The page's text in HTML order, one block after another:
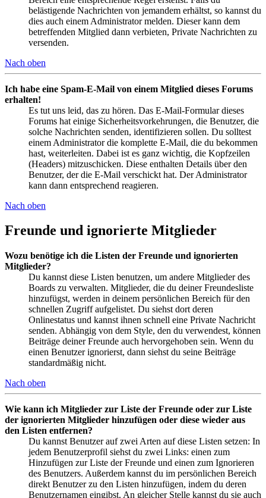
belästigende Nachrichten von jemandem erhältst, so kannst du
dies auch einem Administrator melden. Dieser kann dem
betreffenden Mitglied dann verbieten, Private Nachrichten zu
versenden.
Nach oben
Ich habe eine Spam-E-Mail von einem Mitglied dieses Forums
erhalten!
Es tut uns leid, das zu hören. Das E-Mail-Formular dieses
Forums hat einige Sicherheitsvorkehrungen, die Benutzer, die
solche Nachrichten senden, identifizieren sollen. Du solltest
einem Administrator die komplette E-Mail, die du bekommen
hast, weiterleiten. Dabei ist es ganz wichtig, die Kopfzeilen
(Headers) mitzuschicken. Diese enthalten Details über den
Benutzer, der die E-Mail verschickt hat. Der Administrator
kann dann entsprechend reagieren.
Nach oben
Freunde und ignorierte Mitglieder
Wozu benötige ich die Listen der Freunde und ignorierten
Mitglieder?
Du kannst diese Listen benutzen, um andere Mitglieder des
Boards zu verwalten. Mitglieder, die du deiner Freundesliste
hinzufügst, werden in deinem persönlichen Bereich für den
schnellen Zugriff aufgelistet. Du siehst dort deren
Onlinestatus und kannst ihnen schnell eine Private Nachricht
senden. Abhängig von dem Style, den du verwendest, können
Beiträge deiner Freunde auch hervorgehoben sein. Wenn du
einen Benutzer ignorierst, dann siehst du seine Beiträge
standardmäßig nicht.
Nach oben
Wie kann ich Mitglieder zur Liste der Freunde oder zur Liste
der ignorierten Mitglieder hinzufügen oder diese wieder aus
den Listen entfernen?
Du kannst Benutzer auf zwei Arten auf diese Listen setzen: In
jedem Benutzerprofil siehst du zwei Links: einen zum
Hinzufügen zur Liste der Freunde und einen zum Ignorieren
des Benutzers. Außerdem kannst du im persönlichen Bereich
direkt Benutzer zu den Listen hinzufügen, indem du deren
Benutzernamen eingibst. An gleicher Stelle kannst du sie auch